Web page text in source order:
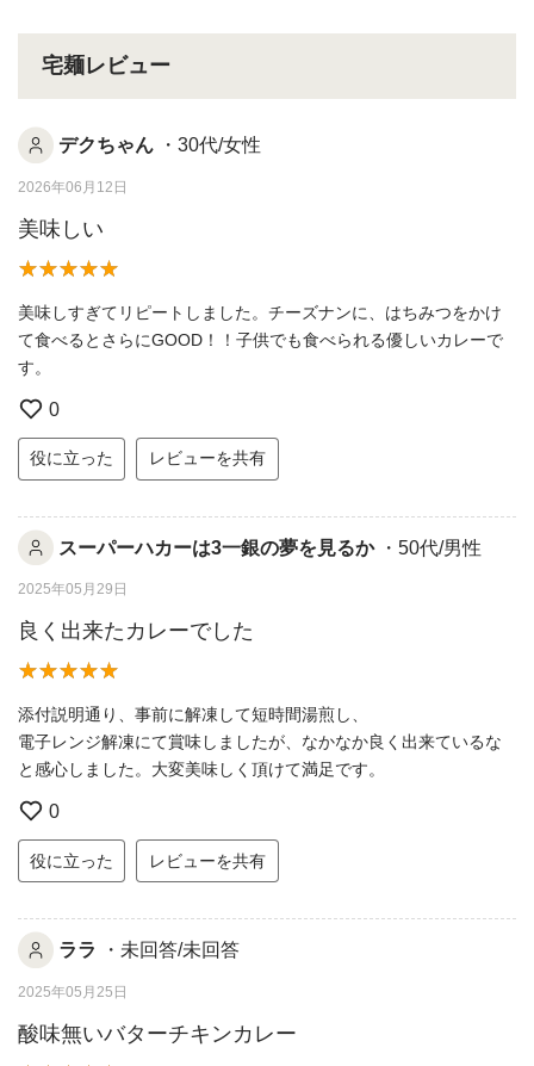
宅麺レビュー
デクちゃん ・30代/女性
2026年06月12日
美味しい
美味しすぎてリピートしました。チーズナンに、はちみつをかけ
て食べるとさらにGOOD！！子供でも食べられる優しいカレーで
す。
0
役に立った レビューを共有
スーパーハカーは3一銀の夢を見るか ・50代/男性
2025年05月29日
良く出来たカレーでした
添付説明通り、事前に解凍して短時間湯煎し、
電子レンジ解凍にて賞味しましたが、なかなか良く出来ているな
と感心しました。大変美味しく頂けて満足です。
0
役に立った レビューを共有
ララ ・未回答/未回答
2025年05月25日
酸味無いバターチキンカレー